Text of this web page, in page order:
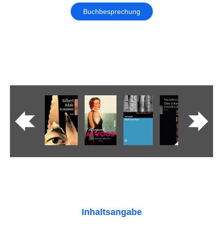
Buchbesprechung
Inhaltsangabe